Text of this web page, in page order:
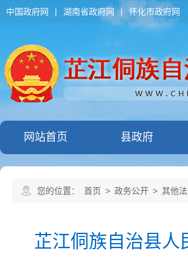
中国政府网 | 湖南省政府网 | 怀化市政府网
网站首页 县政府
您的位置： 首页 > 政务公开 > 其他
芷江侗族自治县